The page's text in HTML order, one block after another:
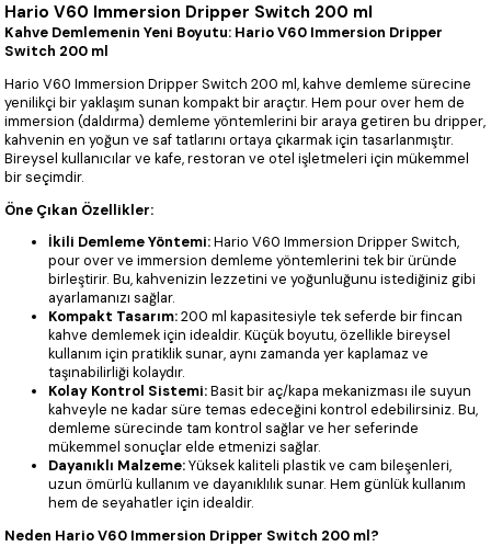
Hario V60 Immersion Dripper Switch 200 ml
Kahve Demlemenin Yeni Boyutu: Hario V60 Immersion Dripper
Switch 200 ml
Hario V60 Immersion Dripper Switch 200 ml, kahve demleme sürecine
yenilikçi bir yaklaşım sunan kompakt bir araçtır. Hem pour over hem de
immersion (daldırma) demleme yöntemlerini bir araya getiren bu dripper,
kahvenin en yoğun ve saf tatlarını ortaya çıkarmak için tasarlanmıştır.
Bireysel kullanıcılar ve kafe, restoran ve otel işletmeleri için mükemmel
bir seçimdir.
Öne Çıkan Özellikler:
İkili Demleme Yöntemi:Hario V60 Immersion Dripper Switch,
pour over ve immersion demleme yöntemlerini tek bir üründe
birleştirir. Bu, kahvenizin lezzetini ve yoğunluğunu istediğiniz gibi
ayarlamanızı sağlar.
Kompakt Tasarım:200 ml kapasitesiyle tek seferde bir fincan
kahve demlemek için idealdir. Küçük boyutu, özellikle bireysel
kullanım için pratiklik sunar, aynı zamanda yer kaplamaz ve
taşınabilirliği kolaydır.
Kolay Kontrol Sistemi:Basit bir aç/kapa mekanizması ile suyun
kahveyle ne kadar süre temas edeceğini kontrol edebilirsiniz. Bu,
demleme sürecinde tam kontrol sağlar ve her seferinde
mükemmel sonuçlar elde etmenizi sağlar.
Dayanıklı Malzeme:Yüksek kaliteli plastik ve cam bileşenleri,
uzun ömürlü kullanım ve dayanıklılık sunar. Hem günlük kullanım
hem de seyahatler için idealdir.
Neden Hario V60 Immersion Dripper Switch 200 ml?